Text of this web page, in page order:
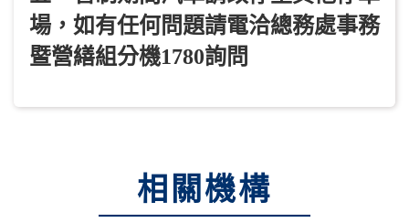
場，如有任何問題請電洽總務處事務
暨營繕組分機1780詢問
相關機構